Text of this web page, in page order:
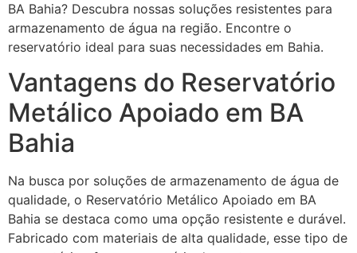
BA Bahia? Descubra nossas soluções resistentes para
armazenamento de água na região. Encontre o
reservatório ideal para suas necessidades em Bahia.
Vantagens do Reservatório
Metálico Apoiado em BA
Bahia
Na busca por soluções de armazenamento de água de
qualidade, o Reservatório Metálico Apoiado em BA
Bahia se destaca como uma opção resistente e durável.
Fabricado com materiais de alta qualidade, esse tipo de